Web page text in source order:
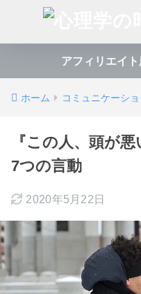
アフィリエイ
ホーム コミュニケーシ
『この人、頭が
7つの言動
2020年5月22日